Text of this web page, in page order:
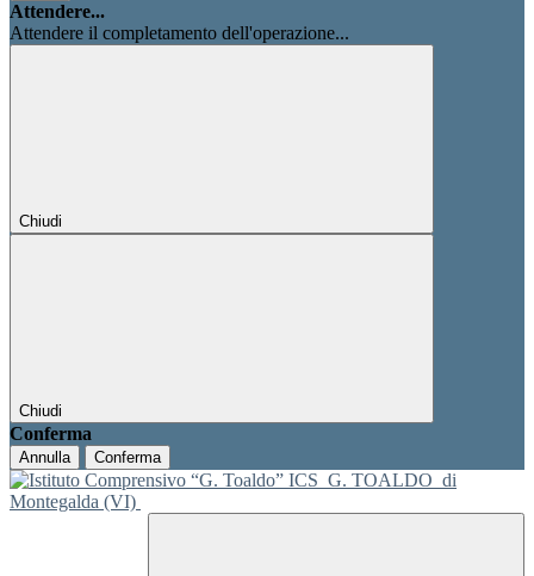
Attendere...
Attendere il completamento dell'operazione...
Chiudi
Chiudi
Conferma
Annulla Conferma
ICS G. TOALDO di
Montegalda (VI)